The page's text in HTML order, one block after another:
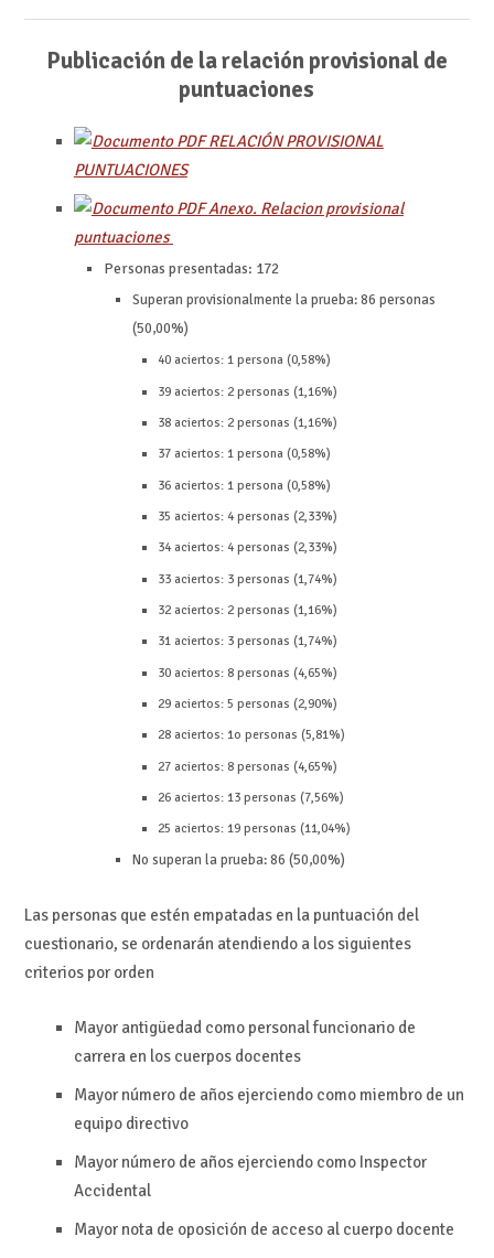
Publicación de la relación provisional de
puntuaciones
RELACIÓN PROVISIONAL
PUNTUACIONES
Anexo. Relacion provisional
puntuaciones
Personas presentadas: 172
Superan provisionalmente la prueba: 86 personas
(50,00%)
40 aciertos: 1 persona (0,58%)
39 aciertos: 2 personas (1,16%)
38 aciertos: 2 personas (1,16%)
37 aciertos: 1 persona (0,58%)
36 aciertos: 1 persona (0,58%)
35 aciertos: 4 personas (2,33%)
34 aciertos: 4 personas (2,33%)
33 aciertos: 3 personas (1,74%)
32 aciertos: 2 personas (1,16%)
31 aciertos: 3 personas (1,74%)
30 aciertos: 8 personas (4,65%)
29 aciertos: 5 personas (2,90%)
28 aciertos: 1o personas (5,81%)
27 aciertos: 8 personas (4,65%)
26 aciertos: 13 personas (7,56%)
25 aciertos: 19 personas (11,04%)
No superan la prueba: 86 (50,00%)
Las personas que estén empatadas en la puntuación del
cuestionario, se ordenarán atendiendo a los siguientes
criterios por orden
Mayor antigüedad como personal funcionario de
carrera en los cuerpos docentes
Mayor número de años ejerciendo como miembro de un
equipo directivo
Mayor número de años ejerciendo como Inspector
Accidental
Mayor nota de oposición de acceso al cuerpo docente